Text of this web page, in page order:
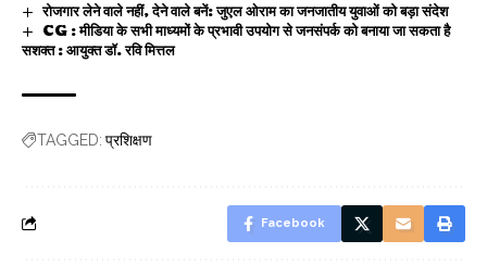
रोजगार लेने वाले नहीं, देने वाले बनें: जुएल ओराम का जनजातीय युवाओं को बड़ा संदेश
CG : मीडिया के सभी माध्यमों के प्रभावी उपयोग से जनसंपर्क को बनाया जा सकता है
सशक्त : आयुक्त डॉ. रवि मित्तल
TAGGED: प्रशिक्षण
Facebook